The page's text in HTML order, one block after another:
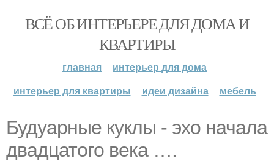
ВСЁ ОБ ИНТЕРЬЕРЕ ДЛЯ ДОМА И
КВАРТИРЫ
главная
интерьер для дома
интерьер для квартиры
идеи дизайна мебель
Будуарные куклы - эхо начала
двадцатого века ….